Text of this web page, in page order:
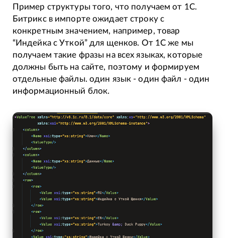
Пример структуры того, что получаем от 1С.
Битрикс в импорте ожидает строку с
конкретным значением, например, товар
“Индейка с Уткой” для щенков. От 1С же мы
получаем такие фразы на всех языках, которые
должны быть на сайте, поэтому и формируем
отдельные файлы. один язык - один файл - один
информационный блок.